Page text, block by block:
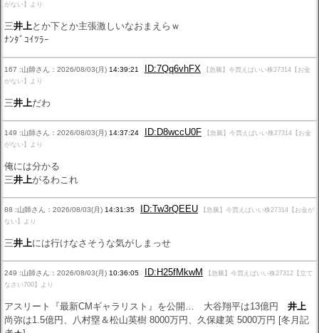
がない】より
三井上とか下とか主張激しいなおまえらｗ
ﾅﾝﾀﾞｺｲﾂﾗｰ
167 :山師さん：2026/08/03(月) 14:39:21 ID:7Qq6vhFX
【急騰】今買えばいい株27314【お金
がない】より
三井上だわ
149 :山師さん：2026/08/03(月) 14:37:24 ID:D8wccU0F
【急騰】今買えばいい株27314【お金
がない】より
俺には分かる
三井上がるわこれ
88 :山師さん：2026/08/03(月) 14:31:35 ID:Tw3rQEEU
【急騰】今買えばいい株27314【お金が
ない】より
三井上には行けなさそうな気がしまっせ
249 :山師さん：2026/08/03(月) 10:36:05 ID:H25fMkwM
【急騰】今買えばいい株27312【立て
なさい700】より
アスリート『最新CMギャラリスト』を公開… 大谷翔平は13億円 井上
尚弥は1.5億円、八村塁＆松山英樹 8000万円、久保建英 5000万円 [冬月記